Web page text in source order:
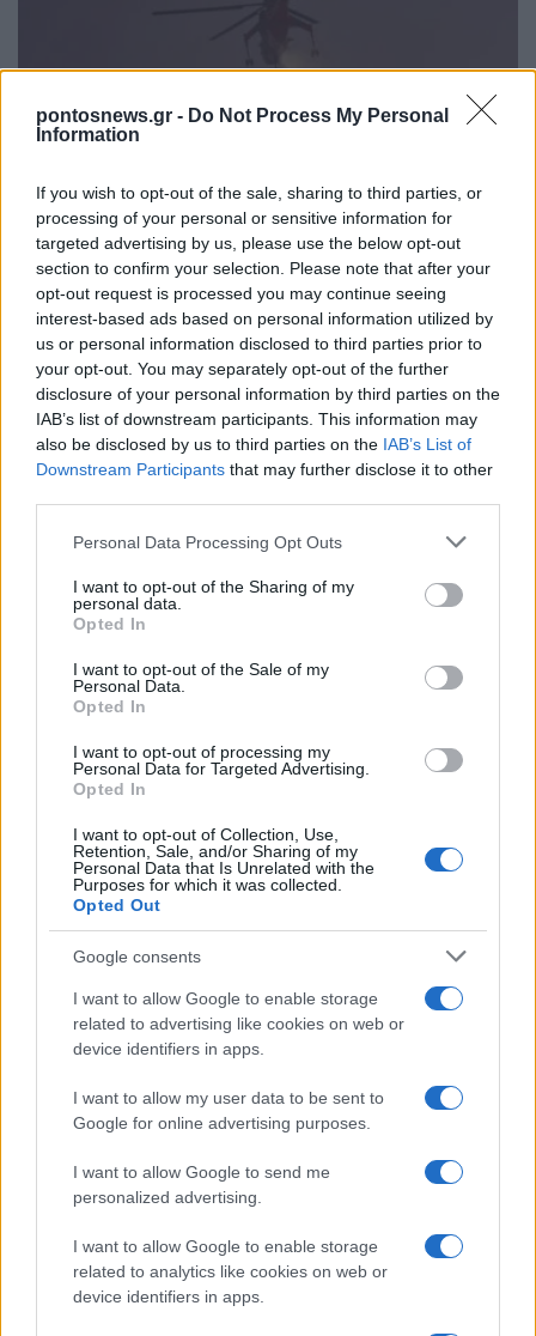
pontosnews.gr - Do Not Process My Personal
Information
If you wish to opt-out of the sale, sharing to third parties, or
processing of your personal or sensitive information for
targeted advertising by us, please use the below opt-out
section to confirm your selection. Please note that after your
opt-out request is processed you may continue seeing
interest-based ads based on personal information utilized by
us or personal information disclosed to third parties prior to
your opt-out. You may separately opt-out of the further
disclosure of your personal information by third parties on the
IAB’s list of downstream participants. This information may
also be disclosed by us to third parties on the IAB’s List of
Downstream Participants that may further disclose it to other
Please note that this website/app uses one or more Google
not limited to your visit or usage behaviour. You may click to
grant or deny consent to Google and its third-party tags to
use your data for below specified purposes in below Google
consent section.
Personal Data Processing Opt Outs
I want to opt-out of the Sharing of my
personal data.
Opted In
I want to opt-out of the Sale of my
Personal Data.
Opted In
I want to opt-out of processing my
Personal Data for Targeted Advertising.
Opted In
I want to opt-out of Collection, Use,
Retention, Sale, and/or Sharing of my
Personal Data that Is Unrelated with the
Purposes for which it was collected.
Opted Out
Google consents
I want to allow Google to enable storage
related to advertising like cookies on web or
device identifiers in apps.
I want to allow my user data to be sent to
Google for online advertising purposes.
I want to allow Google to send me
personalized advertising.
I want to allow Google to enable storage
related to analytics like cookies on web or
device identifiers in apps.
ΕΛΛΑΔΑ
Φωτιά σε δασική έκταση στο Μουζάκι Ηλείας
9/08/2026 - 6:51μμ
ΕΛΛΑΔΑ
Πυρκαγιές: Κόκκινος συναγερμός και τη Δευτέρα
– Επεκτείνεται το Red Code
9/08/2026 - 3:36μμ
ΕΛΛΑΔΑ
Μήλος: «Πάρκαραν» ελικόπτερο στο Σαρακήνικο
για μια βουτιά!
9/08/2026 - 2:48μμ